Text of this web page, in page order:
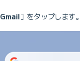
Gmail］をタップします